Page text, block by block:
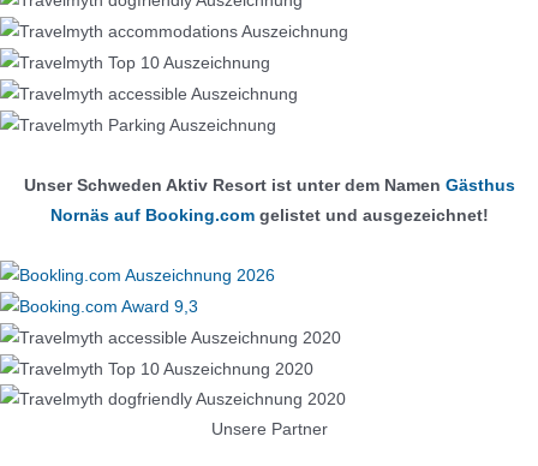
Unser Schweden Aktiv Resort ist unter dem Namen Gästhus
Nornäs auf Booking.comgelistet und ausgezeichnet!
Unsere Partner